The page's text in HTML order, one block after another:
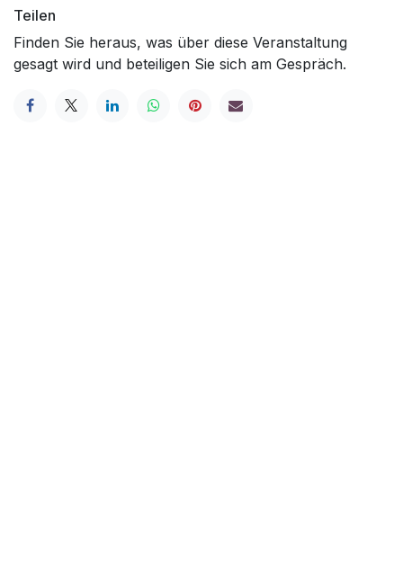
Teilen
Finden Sie heraus, was über diese Veranstaltung
gesagt wird und beteiligen Sie sich am Gespräch.